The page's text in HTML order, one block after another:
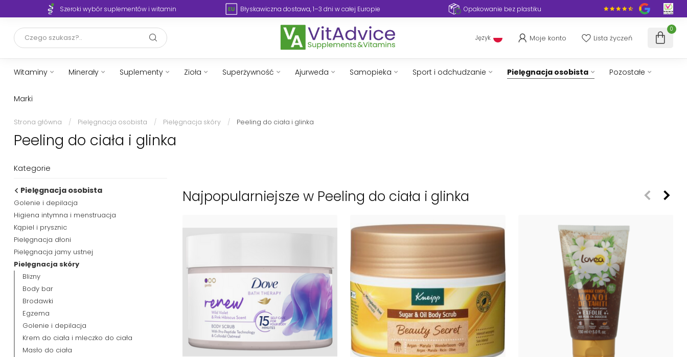
Szeroki wybór suplementów i witamin Błyskawiczna dostawa, 1–3 dni w całej Europie Opakowanie bez plastiku
Język Moje konto Lista życzeń
0
Witaminy Minerały Suplementy Zioła Superżywność Ajurweda Samopieka Sport i odchudzanie Pielęgnacja osobista Pozostałe
Marki
Strona główna / Pielęgnacja osobista / Pielęgnacja skóry / Peeling do ciała i glinka
Peeling do ciała i glinka
Kategorie
Pielęgnacja osobista
Golenie i depilacja
Higiena intymna i menstruacja
Kąpiel i prysznic
Pielęgnacja dłoni
Pielęgnacja jamy ustnej
Pielęgnacja skóry
Blizny
Body bar
Brodawki
Egzema
Golenie i depilacja
Krem do ciała i mleczko do ciała
Masło do ciała
Najpopularniejsze w Peeling do ciała i glinka